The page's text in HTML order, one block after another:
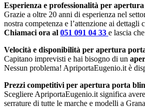
Esperienza e professionalità per
Grazie a oltre 20 anni di esperienza nel
nostra competenza e l’attenzione ai
Chiamaci ora al 051 091 04 33 e lascia
Velocità e disponibilità per apertura
Capitano imprevisti e hai bisogno di un
Nessun problema! ApriportaEugenio.it è
Prezzi competitivi per apertura porta
Scegliere ApriportaEugenio.it significa
serrature di tutte le marche e modelli a